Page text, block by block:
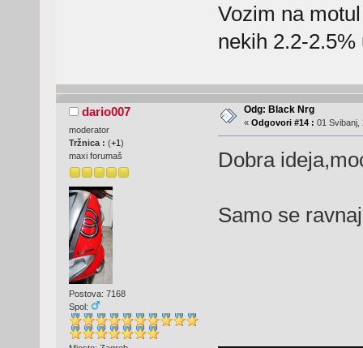
Vozim na
nekih 2.2-2.5%
dario007
moderator
Tržnica : (+1)
maxi forumaš
Postova: 7168
Spol:
Odg: Black Nrg
« Odgovori #14 : 01 Svibanj,
Dobra
Samo se